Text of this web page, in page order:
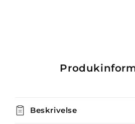
Beskrivelse